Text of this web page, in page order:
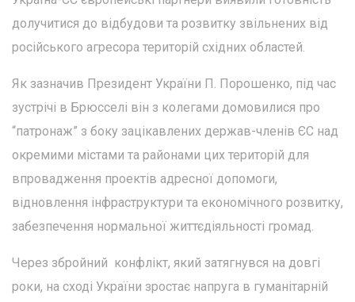
долучитися до відбудови та розвитку звільнених від
російського агресора територій східних областей.
Як зазначив Президент України П. Порошенко, під час
зустрічі в Брюсселі він з колегами домовилися про
“патронаж” з боку зацікавлених держав-членів ЄС над
окремими містами та районами цих територій для
впровадження проектів адресної допомоги,
відновлення інфраструктури та економічного розвитку,
забезпечення нормальної життєдіяльності громад.
Через збройний конфлікт, який затягнувся на довгі
роки, на сході України зростає напруга в гуманітарній